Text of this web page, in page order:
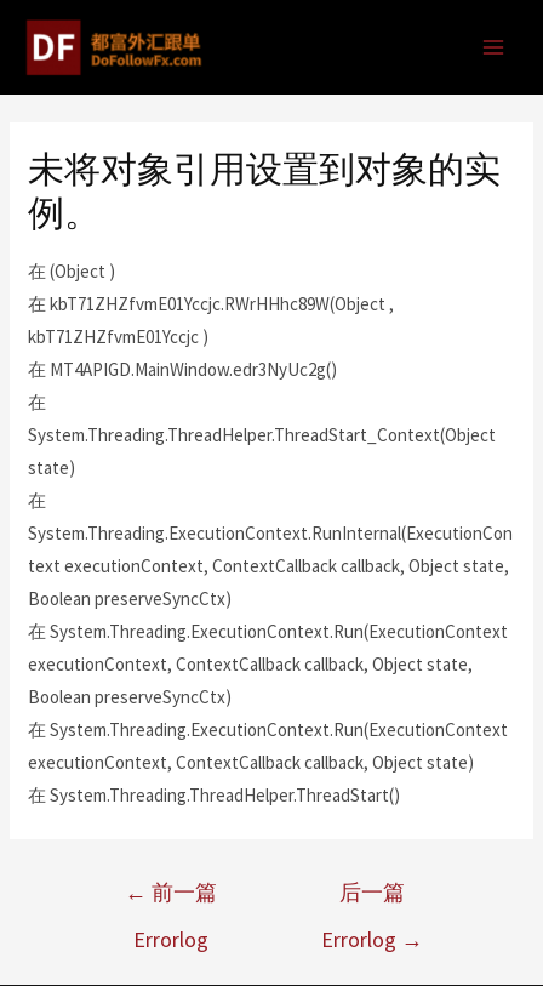
未将对象引用设置到对象的实
例。
在 (Object )
在 kbT71ZHZfvmE01Yccjc.RWrHHhc89W(Object ,
kbT71ZHZfvmE01Yccjc )
在 MT4APIGD.MainWindow.edr3NyUc2g()
在
System.Threading.ThreadHelper.ThreadStart_Context(Object
state)
在
System.Threading.ExecutionContext.RunInternal(ExecutionCon
text executionContext, ContextCallback callback, Object state,
Boolean preserveSyncCtx)
在 System.Threading.ExecutionContext.Run(ExecutionContext
executionContext, ContextCallback callback, Object state,
Boolean preserveSyncCtx)
在 System.Threading.ExecutionContext.Run(ExecutionContext
executionContext, ContextCallback callback, Object state)
在 System.Threading.ThreadHelper.ThreadStart()
← 前一篇
Errorlog
后一篇
Errorlog →